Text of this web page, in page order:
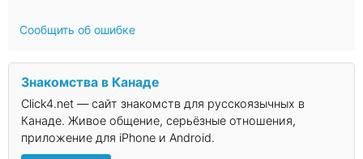
Сообщить об ошибке
Знакомства в Канаде
Click4.net — сайт знакомств для русскоязычных в
Канаде. Живое общение, серьёзные отношения,
приложение для iPhone и Android.